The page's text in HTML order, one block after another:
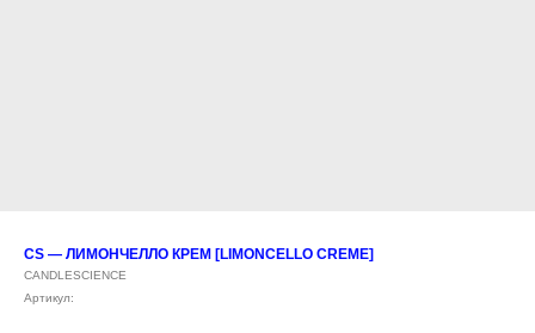
CS — ЛИМОНЧЕЛЛО КРЕМ [LIMONCELLO CREME]
CANDLESCIENCE
Артикул: